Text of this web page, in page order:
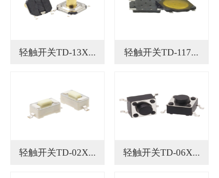
轻触开关TD-13X... 轻触开关TD-117...
轻触开关TD-02X... 轻触开关TD-06X...